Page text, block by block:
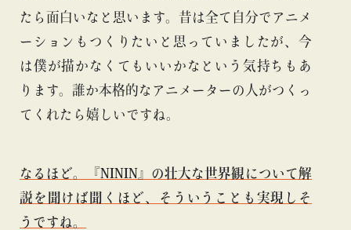
たら面白いなと思います。昔は全て自分でアニメ
ーションもつくりたいと思っていましたが、今
は僕が描かなくてもいいかなという気持ちもあ
ります。誰か本格的なアニメーターの人がつくっ
てくれたら嬉しいですね。
なるほど。『NININ』の壮大な世界観について解
説を聞けば聞くほど、そういうことも実現しそ
うですね。